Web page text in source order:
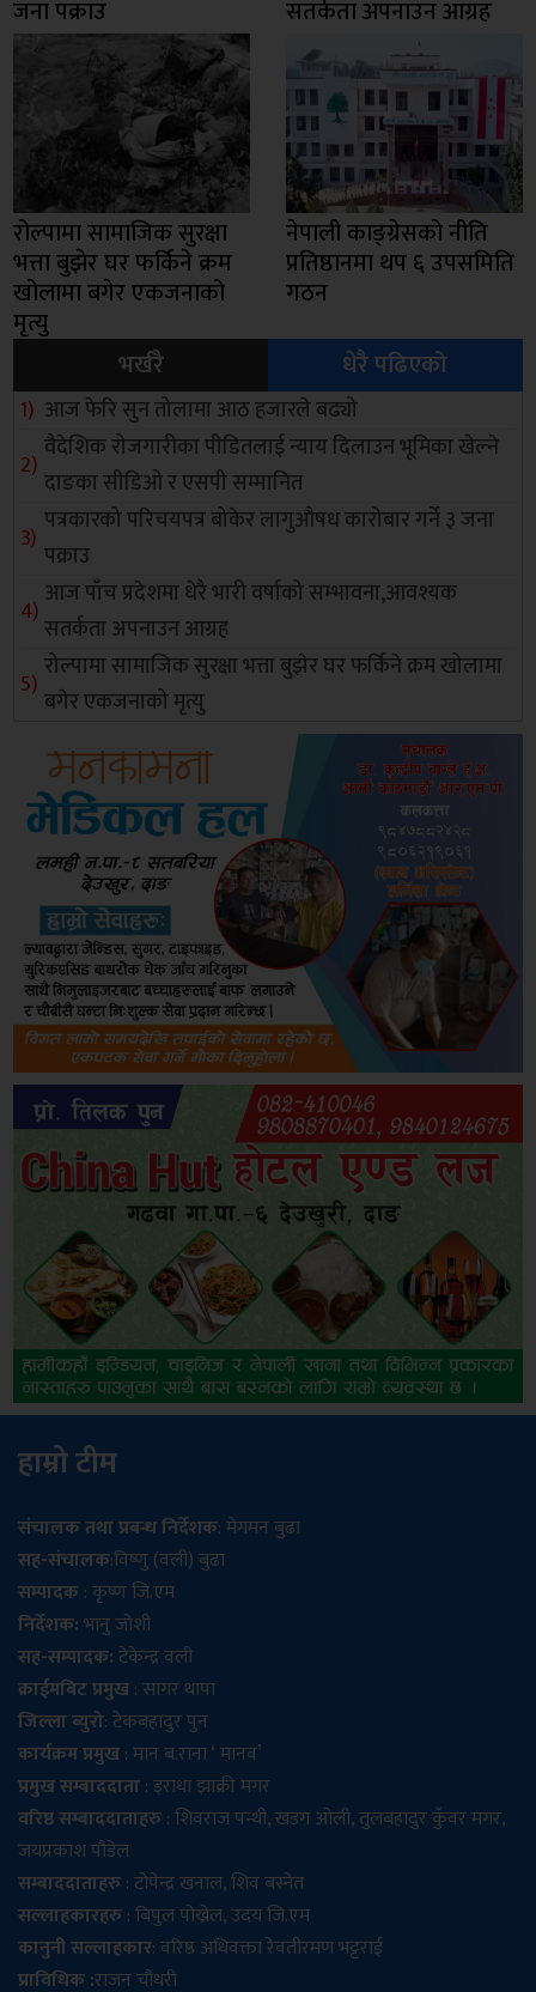
जना पक्राउ सतर्कता अपनाउन आग्रह
रोल्पामा सामाजिक सुरक्षा
भत्ता बुझेर घर फर्किने क्रम
खोलामा बगेर एकजनाको
मृत्यु
नेपाली काङ्ग्रेसको नीति
प्रतिष्ठानमा थप ६ उपसमिति
गठन
भर्खरै
धेरै पढिएको
आज फेरि सुन तोलामा आठ हजारले बढ्यो
वैदेशिक रोजगारीका पीडितलाई न्याय दिलाउन भूमिका खेल्ने
दाङका सीडिओ र एसपी सम्मानित
पत्रकारको परिचयपत्र बोकेर लागुऔषध कारोबार गर्ने ३ जना
पक्राउ
आज पाँच प्रदेशमा धेरै भारी वर्षाको सम्भावना,आवश्यक
सतर्कता अपनाउन आग्रह
रोल्पामा सामाजिक सुरक्षा भत्ता बुझेर घर फर्किने क्रम खोलामा
बगेर एकजनाको मृत्यु
हाम्रो टीम
संचालक तथा प्रबन्ध निर्देशक: मेगमन बुढा
सह-संचालक:विष्णु (वली) बुढा
सम्पादक: कृष्ण जि.एम
निर्देशक:भानु जोशी
सह-सम्पादक:टेकेन्द्र वली
क्राईमबिट प्रमुख: सागर थापा
जिल्ला ब्युरो: टेकबहादुर पुन
कार्यक्रम प्रमुख: मान ब.राना ‘ मानव’
प्रमुख सम्बाददाता: इराधा झाक्री मगर
वरिष्ठ सम्बाददाताहरु: शिवराज पन्थी, खडग ओली, तुलबहादुर कुँवर मगर,
जयप्रकाश पौडेल
सम्बाददाताहरु: टोपेन्द्र खनाल, शिव बस्नेत
सल्लाहकारहरु: बिपुल पोख्रेल, उदय जि.एम
कानुनी सल्लाहकार: वरिष्ठ अधिवक्ता रेवतीरमण भट्टराई
प्राविधिक :राजन चौधरी